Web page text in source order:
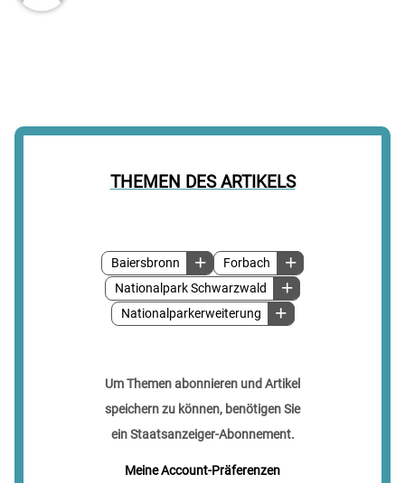
THEMEN DES ARTIKELS
Baiersbronn
Forbach
Nationalpark Schwarzwald
Nationalparkerweiterung
Um Themen abonnieren und Artikel
speichern zu können, benötigen Sie
ein Staatsanzeiger-Abonnement.
Meine Account-Präferenzen